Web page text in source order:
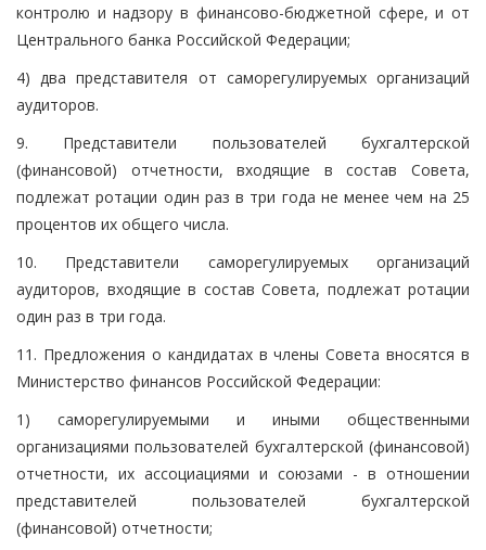
контролю и надзору в финансово-бюджетной сфере, и от
Центрального банка Российской Федерации;
4) два представителя от саморегулируемых организаций
аудиторов.
9. Представители пользователей бухгалтерской
(финансовой) отчетности, входящие в состав Совета,
подлежат ротации один раз в три года не менее чем на 25
процентов их общего числа.
10. Представители саморегулируемых организаций
аудиторов, входящие в состав Совета, подлежат ротации
один раз в три года.
11. Предложения о кандидатах в члены Совета вносятся в
Министерство финансов Российской Федерации:
1) саморегулируемыми и иными общественными
организациями пользователей бухгалтерской (финансовой)
отчетности, их ассоциациями и союзами - в отношении
представителей пользователей бухгалтерской
(финансовой) отчетности;